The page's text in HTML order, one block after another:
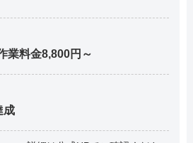
業料金8,800円～
成